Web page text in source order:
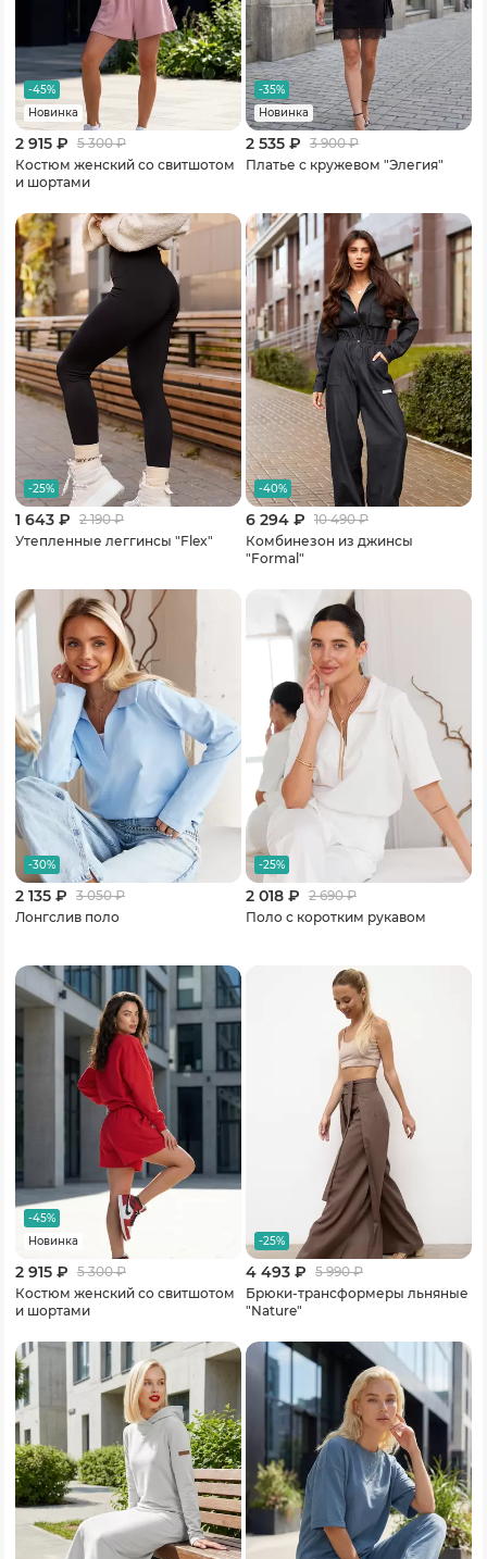
-45%
Новинка
2 915 ₽ 5 300₽
Костюм женский со свитшотом
и шортами
-35%
Новинка
2 535 ₽ 3 900₽
Платье с кружевом "Элегия"
-25%
1 643 ₽ 2 190₽
Утепленные леггинсы "Flex"
-40%
6 294 ₽ 10 490₽
Комбинезон из джинсы
"Formal"
-30%
2 135 ₽ 3 050₽
Лонгслив поло
-25%
2 018 ₽ 2 690₽
Поло с коротким рукавом
-45%
Новинка
2 915 ₽ 5 300₽
Костюм женский со свитшотом
и шортами
-25%
4 493 ₽ 5 990₽
Брюки-трансформеры льняные
"Nature"